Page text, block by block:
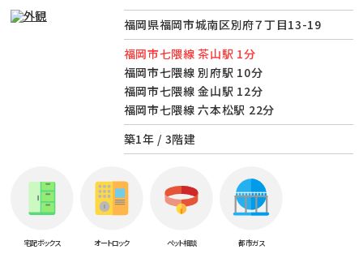
福岡県福岡市城南区別府７丁目13-19
福岡市七隈線 茶山駅 1分
福岡市七隈線 別府駅 10分
福岡市七隈線 金山駅 12分
福岡市七隈線 六本松駅 22分
築1年 / 3階建
宅配ボックス オートロック ペット相談 都市ガス